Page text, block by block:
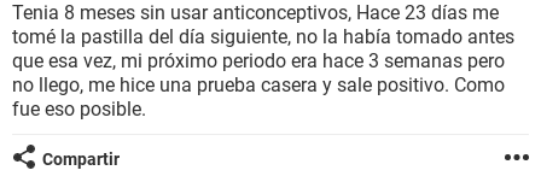
SEXUALIDAD
GLOSARIO
Tenia 8 meses sin usar anticonceptivos, Hace 23 días me
tomé la pastilla del día siguiente, no la había tomado antes
que esa vez, mi próximo periodo era hace 3 semanas pero
no llego, me hice una prueba casera y sale positivo. Como
fue eso posible.
Compartir